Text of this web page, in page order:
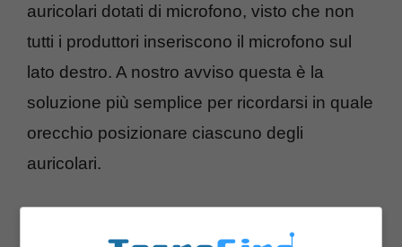
auricolari dotati di microfono, visto che non
tutti i produttori inseriscono il microfono sul
lato destro. A nostro avviso questa è la
soluzione più semplice per ricordarsi in quale
orecchio posizionare ciascuno degli
auricolari.